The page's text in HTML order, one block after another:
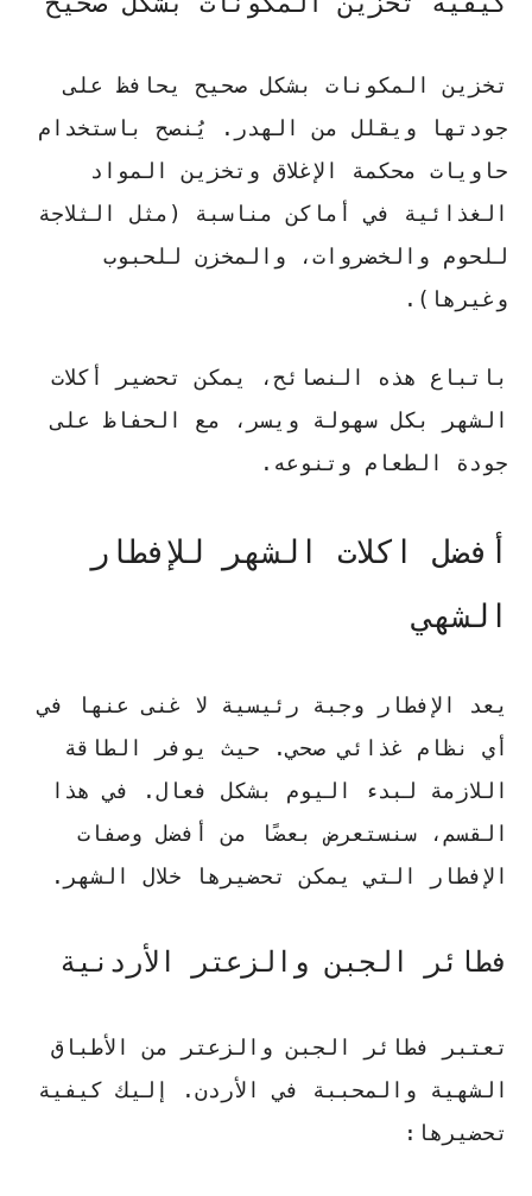
تخزين المكونات بشكل صحيح يحافظ على
جودتها ويقلل من الهدر.
يُنصح باستخدام
حاويات محكمة الإغلاق وتخزين المواد
الغذائية في أماكن مناسبة (مثل الثلاجة
للحوم والخضروات، والمخزن للحبوب
وغيرها).
باتباع هذه النصائح، يمكن تحضير أكلات
الشهر بكل سهولة ويسر، مع الحفاظ على
جودة الطعام وتنوعه.
أفضل اكلات الشهر للإفطار
الشهي
يعد الإفطار وجبة رئيسية لا غنى عنها في
أي نظام غذائي صحي. حيث يوفر الطاقة
اللازمة لبدء اليوم بشكل فعال. في هذا
القسم، سنستعرض بعضًا من أفضل وصفات
الإفطار التي يمكن تحضيرها خلال الشهر.
فطائر الجبن والزعتر الأردنية
تعتبر فطائر الجبن والزعتر من الأطباق
الشهية والمحببة في الأردن. إليك كيفية
تحضيرها: